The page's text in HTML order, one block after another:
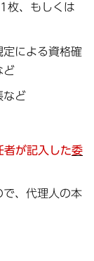
枚、もしくは
定による資格確
ど
など
者が記入した委
で、代理人の本